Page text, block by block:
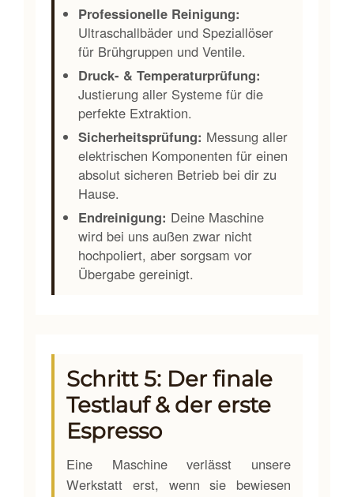
Professionelle Reinigung:
Ultraschallbäder und Speziallöser
für Brühgruppen und Ventile.
Druck- & Temperaturprüfung:
Justierung aller Systeme für die
perfekte Extraktion.
Sicherheitsprüfung: Messung aller
elektrischen Komponenten für einen
absolut sicheren Betrieb bei dir zu
Hause.
Endreinigung: Deine Maschine
wird bei uns außen zwar nicht
hochpoliert, aber sorgsam vor
Übergabe gereinigt.
Schritt 5: Der finale
Testlauf & der erste
Espresso
Eine Maschine verlässt unsere
Werkstatt erst, wenn sie bewiesen